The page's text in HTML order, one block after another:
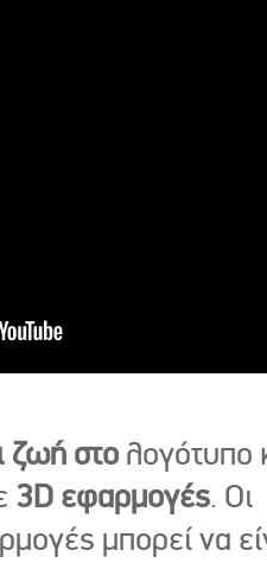
ζωή στο λογότυπο
3D εφαρμογές. Οι
μπορεί να